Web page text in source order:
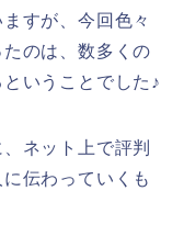
すが、今回色々
のは、数多くの
いうことでした♪
ネット上で評判
伝わっていくも